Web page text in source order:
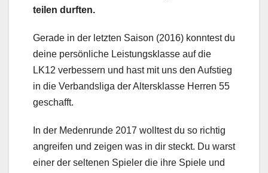
teilen durften.
Gerade in der letzten Saison (2016) konntest du
deine persönliche Leistungsklasse auf die
LK12 verbessern und hast mit uns den Aufstieg
in die Verbandsliga der Altersklasse Herren 55
geschafft.
In der Medenrunde 2017 wolltest du so richtig
angreifen und zeigen was in dir steckt. Du warst
einer der seltenen Spieler die ihre Spiele und